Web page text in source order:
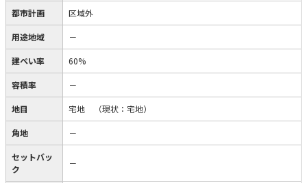
都市計画 区域外
用途地域 －
建ぺい率 60%
容積率 －
地目 宅地 （現状：宅地）
角地 －
セットバッ
ク
－